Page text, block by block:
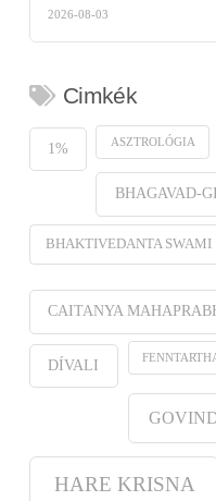
2026-08-03
Cimkék
1% ASZTROLÓGIA
BHAGAVAD-
BHAKTIVEDANTA SWAMI
CAITANYA
DÍVALI
HARE KRISNA